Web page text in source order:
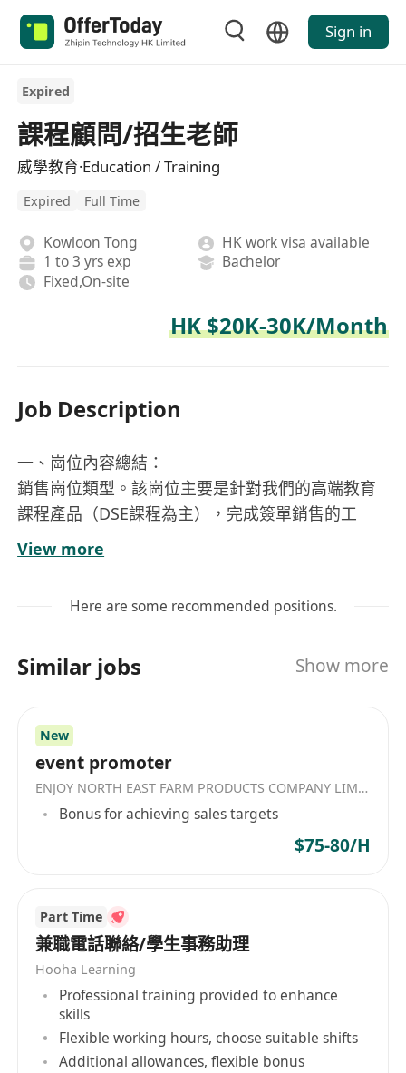
Sign in
Expired
課程顧問/招生老師
威學教育·Education / Training
Expired Full Time
Kowloon Tong
HK work visa available
1 to 3 yrs exp
Bachelor
Fixed,On-site
HK $20K-30K/Month
Job Description
一、崗位內容總結：
銷售崗位類型。該崗位主要是針對我們的高端教育
課程產品（DSE課程為主），完成簽單銷售的工
作。
--------------------------------------------------------------------
崗位職責：
QQ等工具與學員溝通交流，挖掘客戶需求，提供給
合適的課程方案，根據學員的學習狀況做出分析與
診斷，製定學習計劃與方案，並引導報名，促進簽
約及後續跟進；
3、主動維護潛在客戶關系，擴大公司品牌及行業口
任職資格：
1、全日製大專及以上學歷，顧問式營銷，思維活
躍，反應敏捷；
2、溝通能力強，談吐得當，自信心強，有親和力；
3、熟悉電腦操作系統以及常用辦公軟件，打字速度
快；
View more
Here are some recommended positions.
Similar jobs Show more
New
event promoter
ENJOY NORTH EAST FARM PRODUCTS COMPANY LIMITED
Bonus for achieving sales targets
$75-80/H
Part Time
兼職電話聯絡/學生事務助理
Hooha Learning
Professional training provided to enhance
skills
Flexible working hours, choose suitable shifts
Additional allowances, flexible bonus